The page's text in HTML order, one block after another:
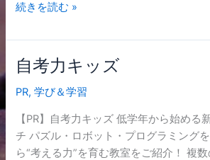
続きを読む »
自考力キッズ
PR,学び＆学習
【PR】自考力キッズ 低学年から始める
チ パズル・ロボット・プログラミング
ら“考える力”を育む教室をご紹介！ 複
自
力
キ
ッ
ズ